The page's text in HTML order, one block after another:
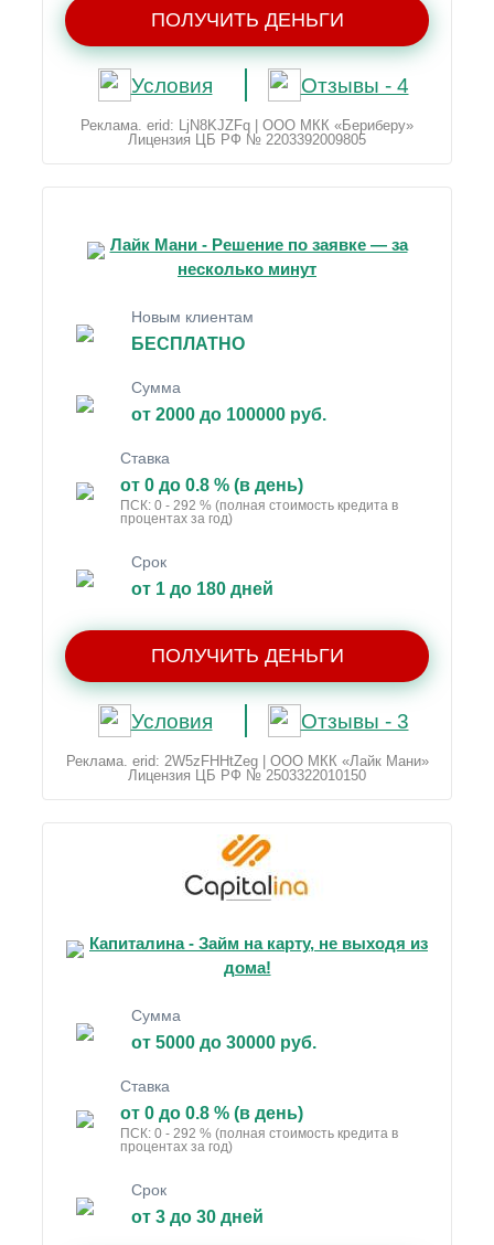
ПОЛУЧИТЬ ДЕНЬГИ
Условия Отзывы - 4
Реклама. erid: LjN8KJZFq | ООО МКК «Бериберу»
Лицензия ЦБ РФ № 2203392009805
Лайк Мани - Решение по заявке — за
несколько минут
Новым клиентам
БЕСПЛАТНО
Сумма
от 2000 до 100000 руб.
Ставка
от 0 до 0.8 % (в день)
ПСК: 0 - 292 % (полная стоимость кредита в
процентах за год)
Срок
от 1 до 180 дней
ПОЛУЧИТЬ ДЕНЬГИ
Условия Отзывы - 3
Реклама. erid: 2W5zFHHtZeg | ООО МКК «Лайк Мани»
Лицензия ЦБ РФ № 2503322010150
Капиталина - Займ на карту, не выходя из
дома!
Сумма
от 5000 до 30000 руб.
Ставка
от 0 до 0.8 % (в день)
ПСК: 0 - 292 % (полная стоимость кредита в
процентах за год)
Срок
от 3 до 30 дней